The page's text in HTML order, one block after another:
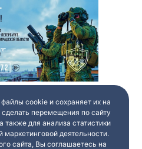
cookie и сохраняет их на
перемещения по сайту
для анализа статистики
маркетинговой деятельности.
сайта, Вы соглашаетесь на